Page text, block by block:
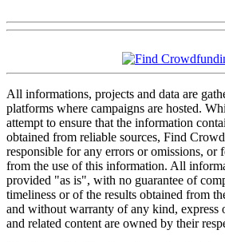
All informations, projects and data are
platforms where campaigns are hosted.
attempt to ensure that the information
obtained from reliable sources, Find
responsible for any errors or omissions, or
from the use of this information. All
provided "as is", with no guarantee of
timeliness or of the results obtained from
and without warranty of any kind, express
and related content are owned by their